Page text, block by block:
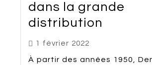
dans la grande
distribution
1 février 2022
À partir des années 1950,